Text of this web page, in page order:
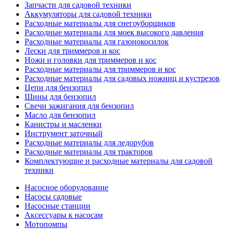
Запчасти для садовой техники
Аккумуляторы для садовой техники
Расходные материалы для снегоуборщиков
Расходные материалы для моек высокого давления
Расходные материалы для газонокосилок
Лески для триммеров и кос
Ножи и головки для триммеров и кос
Расходные материалы для триммеров и кос
Расходные материалы для садовых ножниц и кустрезов
Цепи для бензопил
Шины для бензопил
Свечи зажигания для бензопил
Масло для бензопил
Канистры и масленки
Инструмент заточный
Расходные материалы для ледорубов
Расходные материалы для тракторов
Комплектующие и расходные материалы для садовой
техники
Насосное оборудование
Насосы садовые
Насосные станции
Аксессуары к насосам
Мотопомпы